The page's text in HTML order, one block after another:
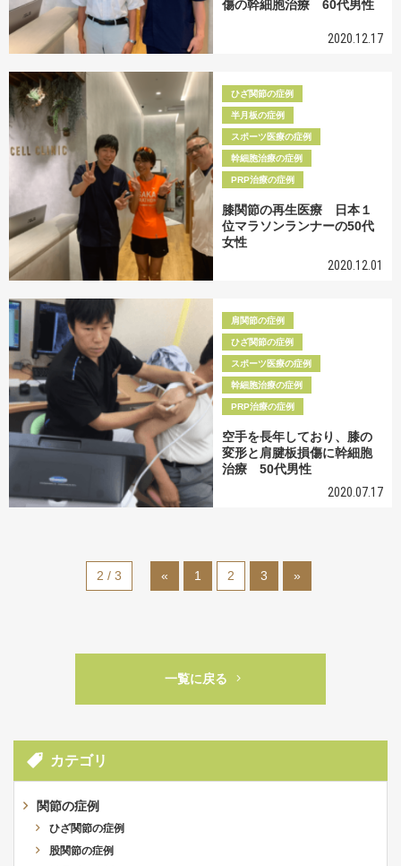
傷の幹細胞治療 60代男性
2020.12.17
ひざ関節の症例
半月板の症例
スポーツ医療の症例
幹細胞治療の症例
PRP治療の症例
膝関節の再生医療 日本１
位マラソンランナーの50代
女性
2020.12.01
肩関節の症例
ひざ関節の症例
スポーツ医療の症例
幹細胞治療の症例
PRP治療の症例
空手を長年しており、膝の
変形と肩腱板損傷に幹細胞
治療 50代男性
2020.07.17
2 / 3 « 1 2 3 »
一覧に戻る
カテゴリ
関節の症例
ひざ関節の症例
股関節の症例